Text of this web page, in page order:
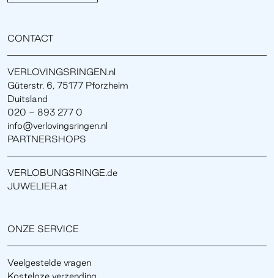
CONTACT
VERLOVINGSRINGEN.nl
Güterstr. 6, 75177 Pforzheim
Duitsland
020 - 893 277 0
info@verlovingsringen.nl
PARTNERSHOPS
VERLOBUNGSRINGE.de
JUWELIER.at
ONZE SERVICE
Veelgestelde vragen
Kosteloze verzending